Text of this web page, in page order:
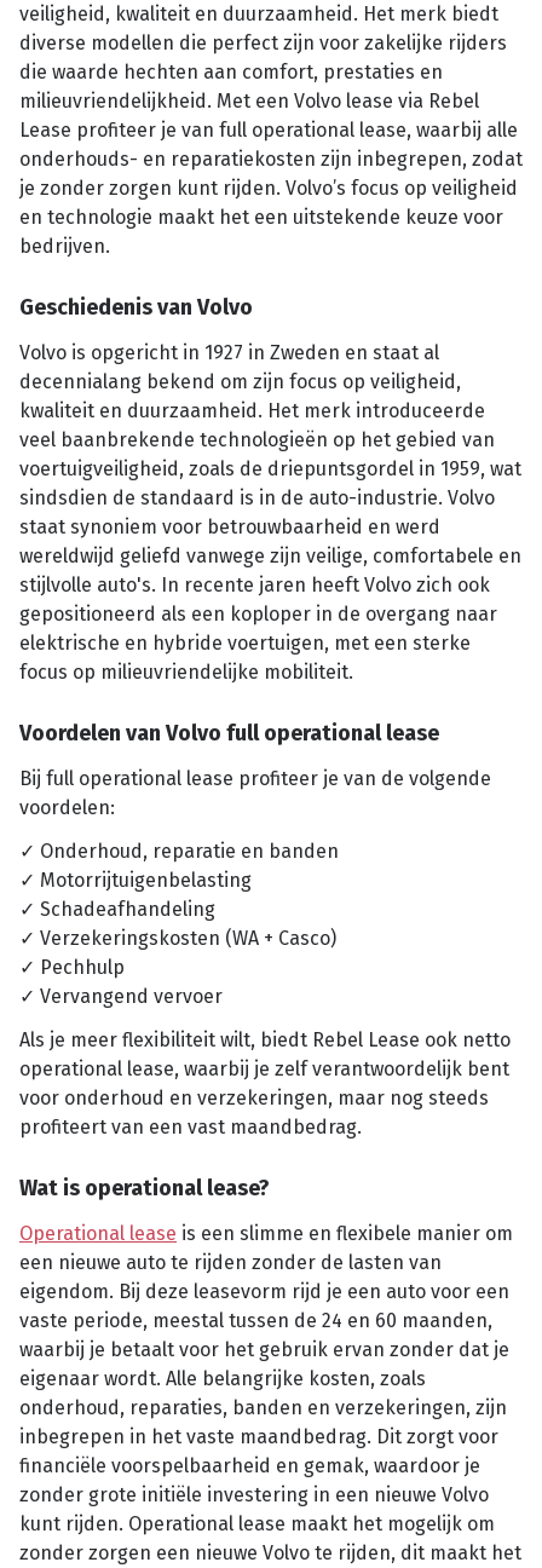
veiligheid, kwaliteit en duurzaamheid. Het merk biedt
diverse modellen die perfect zijn voor zakelijke rijders
die waarde hechten aan comfort, prestaties en
milieuvriendelijkheid. Met een Volvo lease via Rebel
Lease profiteer je van full operational lease, waarbij alle
onderhouds- en reparatiekosten zijn inbegrepen, zodat
je zonder zorgen kunt rijden. Volvo’s focus op veiligheid
en technologie maakt het een uitstekende keuze voor
bedrijven.
Geschiedenis van Volvo
Volvo is opgericht in 1927 in Zweden en staat al
decennialang bekend om zijn focus op veiligheid,
kwaliteit en duurzaamheid. Het merk introduceerde
veel baanbrekende technologieën op het gebied van
voertuigveiligheid, zoals de driepuntsgordel in 1959, wat
sindsdien de standaard is in de auto-industrie. Volvo
staat synoniem voor betrouwbaarheid en werd
wereldwijd geliefd vanwege zijn veilige, comfortabele en
stijlvolle auto's. In recente jaren heeft Volvo zich ook
gepositioneerd als een koploper in de overgang naar
elektrische en hybride voertuigen, met een sterke
focus op milieuvriendelijke mobiliteit.
Voordelen van Volvo full operational lease
Bij full operational lease profiteer je van de volgende
voordelen:
✓ Onderhoud, reparatie en banden
✓ Motorrijtuigenbelasting
✓ Schadeafhandeling
✓ Verzekeringskosten (WA + Casco)
✓ Pechhulp
✓ Vervangend vervoer
Als je meer flexibiliteit wilt, biedt Rebel Lease ook netto
operational lease, waarbij je zelf verantwoordelijk bent
voor onderhoud en verzekeringen, maar nog steeds
profiteert van een vast maandbedrag.
Wat is operational lease?
Operational lease is een slimme en flexibele manier om
een nieuwe auto te rijden zonder de lasten van
eigendom. Bij deze leasevorm rijd je een auto voor een
vaste periode, meestal tussen de 24 en 60 maanden,
waarbij je betaalt voor het gebruik ervan zonder dat je
eigenaar wordt. Alle belangrijke kosten, zoals
onderhoud, reparaties, banden en verzekeringen, zijn
inbegrepen in het vaste maandbedrag. Dit zorgt voor
financiële voorspelbaarheid en gemak, waardoor je
zonder grote initiële investering in een nieuwe Volvo
kunt rijden. Operational lease maakt het mogelijk om
zonder zorgen een nieuwe Volvo te rijden, dit maakt het